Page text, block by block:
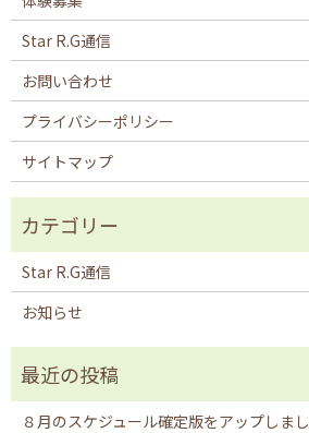
Star R.G通信
お問い合わせ
プライバシーポリシー
サイトマップ
Star R.G通信
お知らせ
８月のスケジュール確定版をアップしま